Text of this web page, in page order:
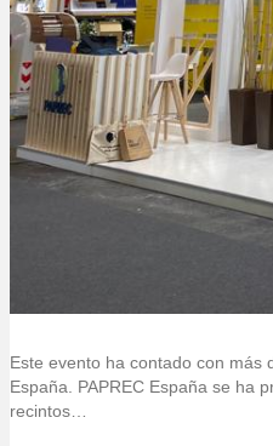
Este evento ha contado con más
España. PAPREC España se ha
recintos…